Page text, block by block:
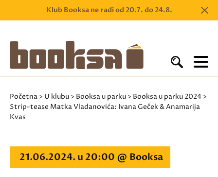
Klub Booksa ne radi od 20.7. do 24.8.
Početna > U klubu > Booksa u parku > Booksa u parku 2024 >
Strip-tease Matka Vladanovića: Ivana Geček & Anamarija
Kvas
21.06.2024. u 20:00 @ Booksa